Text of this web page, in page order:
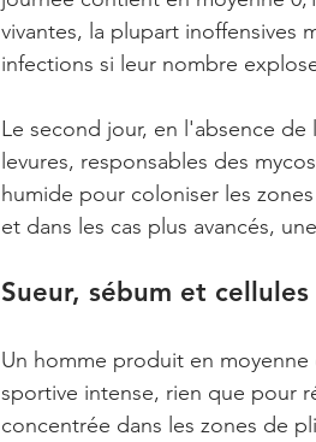
vivantes, la plupart inoffensives
infections si leur nombre
Le second jour, en l'absence de
levures, responsables des
humide pour coloniser les
et dans les cas plus avancés,
Sueur, sébum et
Un homme produit en moyenne
sportive intense, rien que pour
concentrée dans les zones de